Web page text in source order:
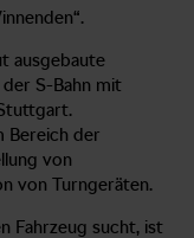
ausgebaute
S-Bahn mit
Bereich der
von
von Turngeräten.
Fahrzeug sucht, ist